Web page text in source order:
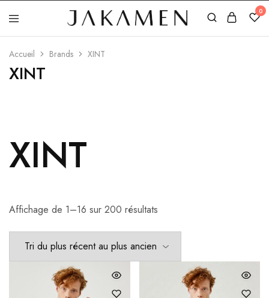
Jakamen
Algérie
0
Accueil Brands XINT
XINT
XINT
Affichage de 1–16 sur 200 résultats